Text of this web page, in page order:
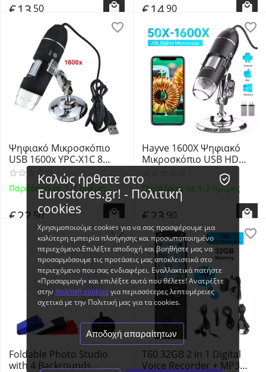
€13 50 €1490
Ψηφιακό Μικροσκόπιο
USB 1600x YPC-X1C 8
LED's
Παράδοση σε 1-3 ημέρες
€22 50
Hayve 1600X Ψηφιακό
Μικροσκόπιο USB HD
1080P 8 LED's Digital
Microscope X4D Black
Παράδοση σε 1-3 ημέρες
€23 90
Foldable Photo Studio
with 4 Backrounds
T60 32GB 2 in 1 Digital
Voice Recorder + MP3
Καλώς ήρθατε στο
Eurostores.gr! - Πολιτική
cookies
Χρησιμοποιούμε cookies για να σας προσφέρουμε μια
καλύτερη εμπειρία πλοήγησης και προσωποποιημένο
περιεχόμενο.Επιλέξτε αποδοχή και βοηθήστε μας να
προσαρμόσουμε τις προτάσεις μας αποκλειστικά στο
περιεχόμενο που σας ενδιαφέρει. Εναλλακτικά πατήστε
«Προσαρμογή» και επιλέξτε αυτά που θέλετε! Ανατρέξτε
στην πολιτική cookiesγια περισσότερες λεπτομέρειες
σχετικά με την Πολιτική μας για τα cookies.
Αποδοχή απαραίτητων